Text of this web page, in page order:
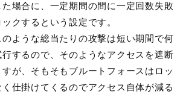
場合に、一定期間の間に一定回数失敗
クするという設定です。
ような総当たりの攻撃は短い期間で何
するので、そのようなアクセスを遮断
が、そもそもブルートフォースはロッ
仕掛けてくるのでアクセス自体が減る